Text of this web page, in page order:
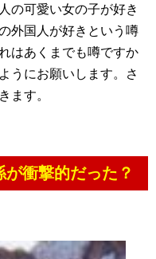
の可愛い女の子が好き
外国人が好きという噂
はあくまでも噂ですか
うにお願いします。さ
ます。
衝撃的だった？